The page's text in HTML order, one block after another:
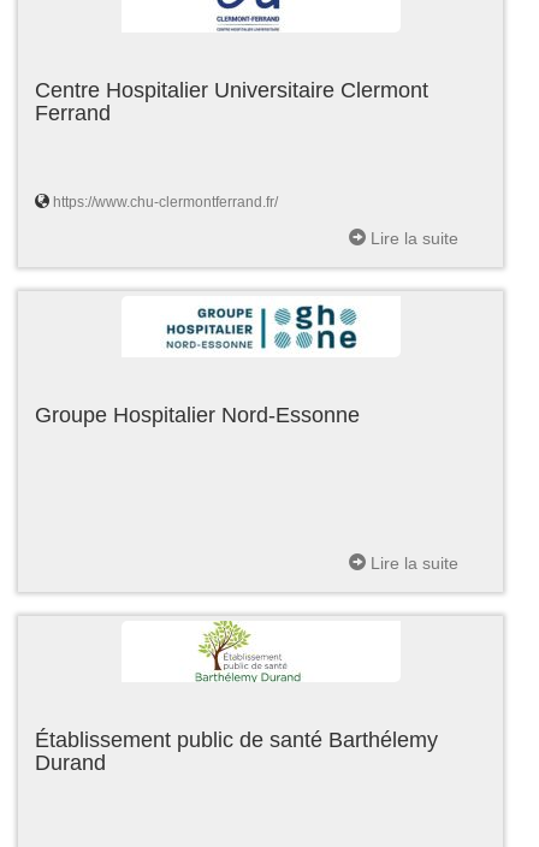
Centre Hospitalier Universitaire Clermont
Ferrand
https://www.chu-clermontferrand.fr/
Lire la suite
Groupe Hospitalier Nord-Essonne
Lire la suite
Établissement public de santé Barthélemy
Durand